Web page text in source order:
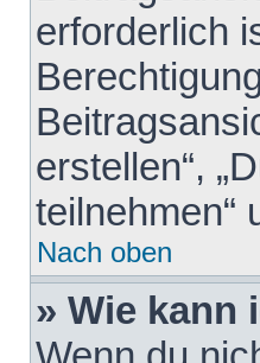
erforderlich
erstellen“,
teilnehmen“
Nach oben
» Wie kann